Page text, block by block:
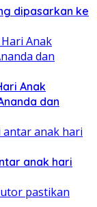
dipasarkan ke
Anak
dan
anak hari